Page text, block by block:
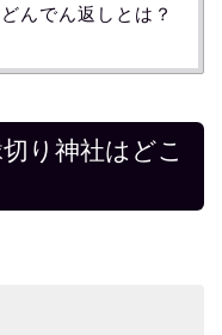
んでん返しとは？
り神社はどこ